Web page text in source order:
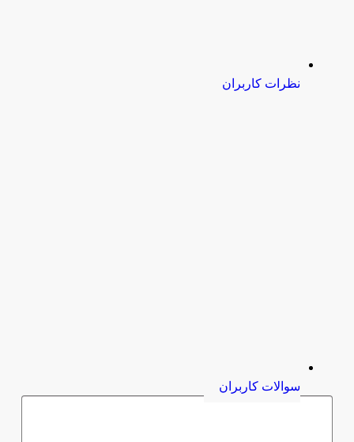
نظرات کاربران
سوالات کاربران